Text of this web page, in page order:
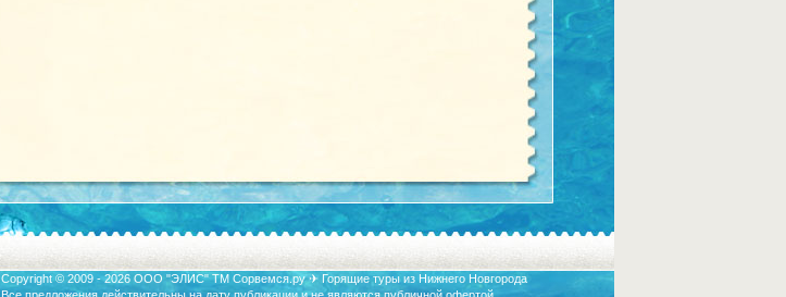
Copyright © 2009 - 2026 ООО "ЭЛИС" ТМ Сорвемся.ру ✈ Горящие туры из Нижнего Новгорода